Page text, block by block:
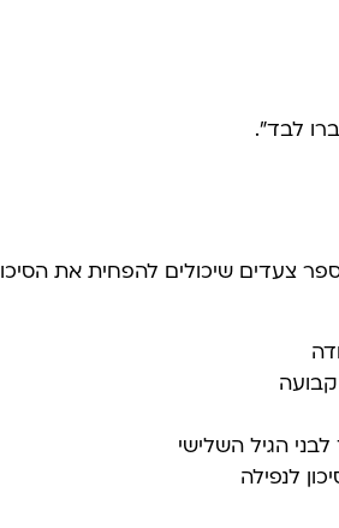
לבד".
צעדים שיכולים להפחית את הסיכון
קבועה
הגיל השלישי
לנפילה